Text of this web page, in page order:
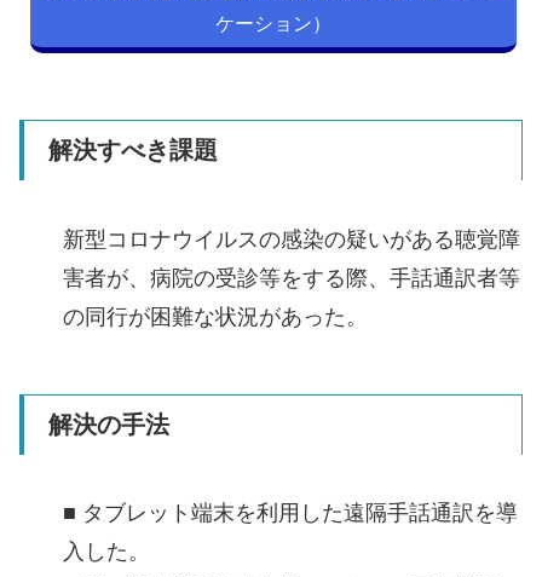
ケーション）
解決すべき課題
新型コロナウイルスの感染の疑いがある聴覚障
害者が、病院の受診等をする際、手話通訳者等
の同行が困難な状況があった。
解決の手法
■ タブレット端末を利用した遠隔手話通訳を導
入した。